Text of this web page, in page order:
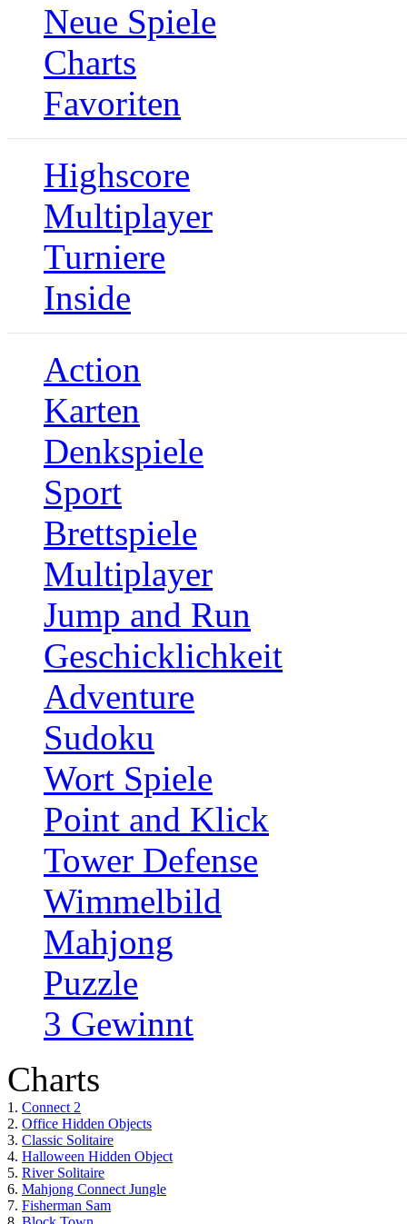
Neue Spiele
Charts
Favoriten
Highscore
Multiplayer
Turniere
Inside
Action
Karten
Denkspiele
Sport
Brettspiele
Multiplayer
Jump and Run
Geschicklichkeit
Adventure
Sudoku
Wort Spiele
Point and Klick
Tower Defense
Wimmelbild
Mahjong
Puzzle
3 Gewinnt
Charts
1. Connect 2
2. Office Hidden Objects
3. Classic Solitaire
4. Halloween Hidden Object
5. River Solitaire
6. Mahjong Connect Jungle
7. Fisherman Sam